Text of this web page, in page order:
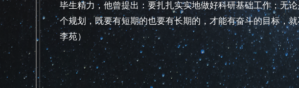
毕生精力，他曾提出：要扎扎实实地做好科研基础工作；无
个规划，既要有短期的也要有长期的，才能有奋斗的目标，
李苑）